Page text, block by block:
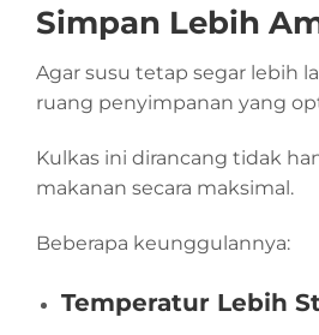
Simpan Lebih
Agar susu tetap segar lebih
ruang penyimpanan yang
Kulkas ini dirancang tidak
makanan secara maksimal.
Beberapa keunggulannya:
Temperatur Lebih